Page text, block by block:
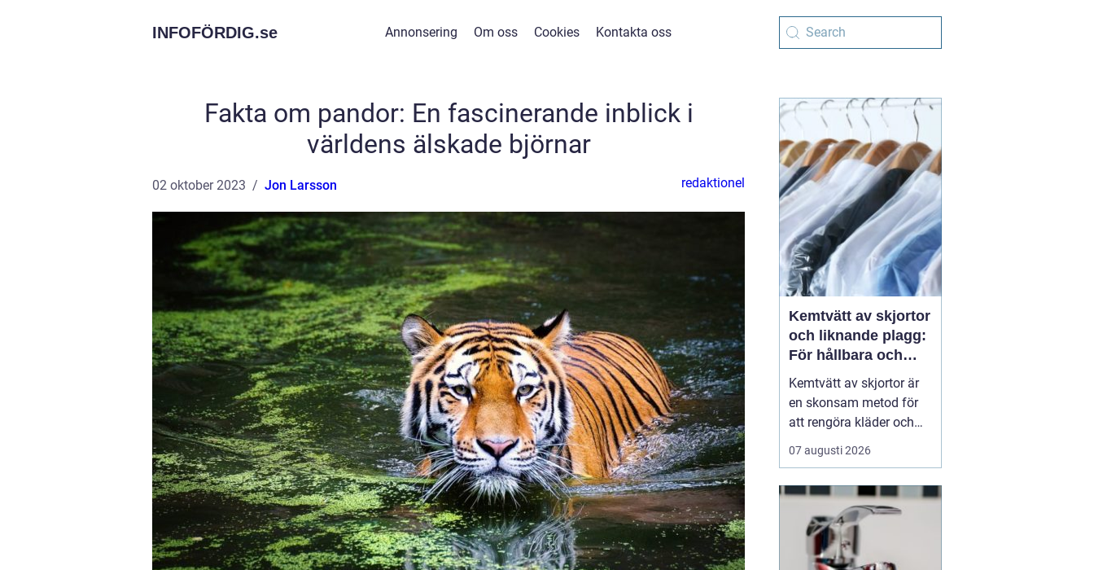
INFOFÖRDIG.se Annonsering Om oss Cookies Kontakta oss
Fakta om pandor: En fascinerande inblick i
världens älskade björnar
02 oktober 2023 Jon Larsson redaktionel
Kemtvätt av skjortor
och liknande plagg:
För hållbara och
fräscha kläder
Kemtvätt av skjortor är
en skonsam metod för
att rengöra kläder och
textilier som inte tål
vanlig vattentvätt.
lösningsmedel i stället
för vatten bevaras färg,
form och k&...
07 augusti 2026